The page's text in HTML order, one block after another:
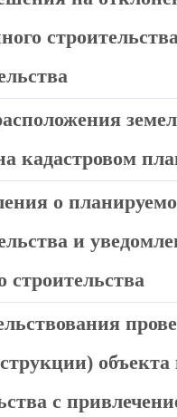
кадастровом
о
и
строительства
с